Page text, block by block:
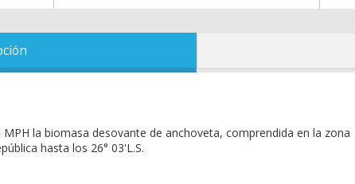
la biomasa desovante de anchoveta, comprendida en la zona
hasta los 26° 03'L.S.